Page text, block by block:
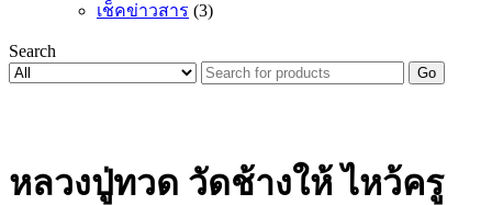
เช็คข่าวสาร (3)
Search
Go
หลวงปู่ทวด วัดช้างให้ ไหว้ครู